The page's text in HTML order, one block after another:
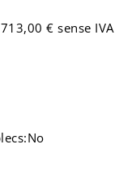
€ sense IVA